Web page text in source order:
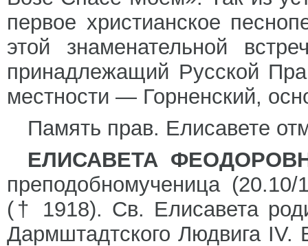
первое христианское
этой знаменательной
принадлежащий Русской
местности — Горненский,
Память прав. Елисавете
ЕЛИСАВЕТА
преподобномученица
(† 1918). Св. Елисавета
Дармштадтского Людвига